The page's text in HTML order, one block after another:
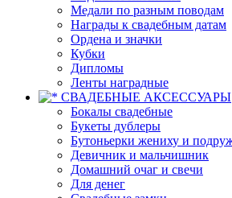
Медали по разным поводам
Награды к свадебным датам
Ордена и значки
Кубки
Дипломы
Ленты наградные
СВАДЕБНЫЕ АКСЕССУАРЫ
Бокалы свадебные
Букеты дублеры
Бутоньерки жениху и
Девичник и мальчишник
Домашний очаг и свечи
Для денег